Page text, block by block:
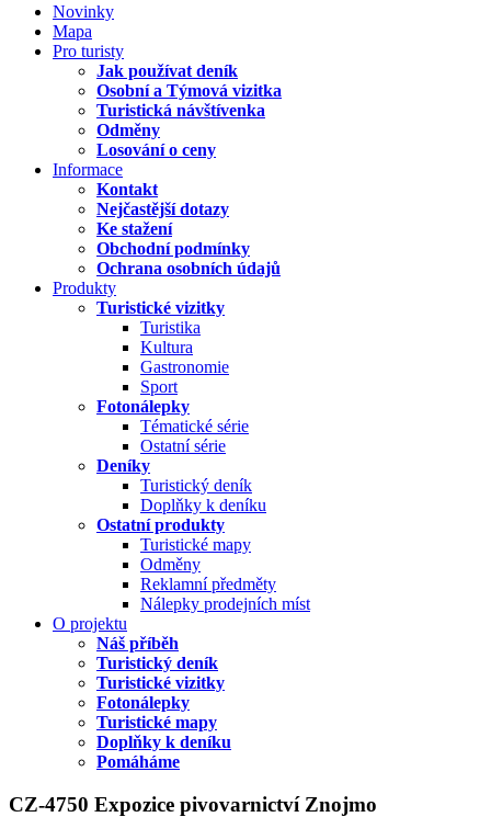
Novinky
Mapa
Pro turisty
Jak používat deník
Osobní a Týmová vizitka
Turistická návštívenka
Odměny
Losování o ceny
Informace
Kontakt
Nejčastější dotazy
Ke stažení
Obchodní podmínky
Ochrana osobních údajů
Produkty
Turistické vizitky
Turistika
Kultura
Gastronomie
Sport
Fotonálepky
Tématické série
Ostatní série
Deníky
Turistický deník
Doplňky k deníku
Ostatní produkty
Turistické mapy
Odměny
Reklamní předměty
Nálepky prodejních míst
O projektu
Náš příběh
Turistický deník
Turistické vizitky
Fotonálepky
Turistické mapy
Doplňky k deníku
Pomáháme
CZ-4750 Expozice pivovarnictví Znojmo